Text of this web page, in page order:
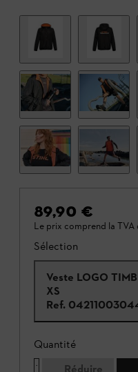
89,90 €
Le prix comprend la TVA
Sélection
Veste LOGO
XS
Ref.
Quantité
Réduire